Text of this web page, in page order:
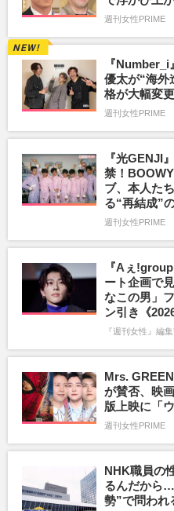
週刊女性PRIME
『
優太が“海外
格が大幅変
週刊女性PRIME
『光GENJI
禁！
ブ、本人た
る“再結成”
週刊女性PRIME
『Aぇ
ート企画で
なこの男」
ン引き《
『週刊女性』編
Mrs.
が賛否、映
版上映に「
週刊女性PRIME
NHK職員の
るんだから
勢”で問われ